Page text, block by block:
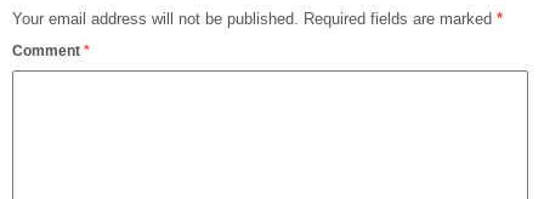
Your email address will not be published. Required fields are marked *
Comment *